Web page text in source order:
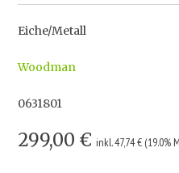
Eiche/Metall
Woodman
0631801
299,00 € inkl. 47,74 € (19.0%